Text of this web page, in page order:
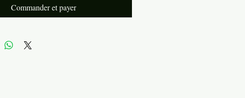
Commander et payer